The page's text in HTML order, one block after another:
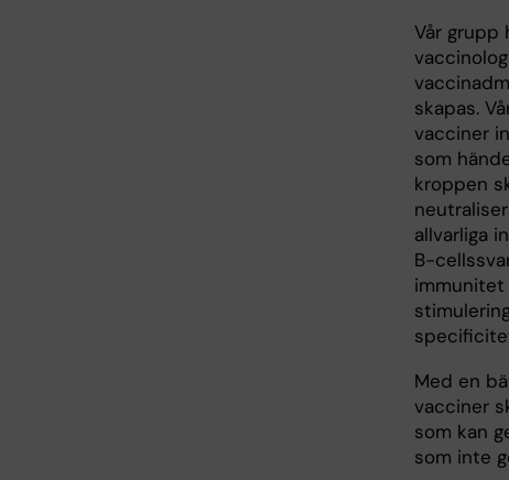
Vår grupp
skapas.
vacciner
som
kroppen
allvarliga
B-
immunitet
Med en
vacciner
som kan
som inte